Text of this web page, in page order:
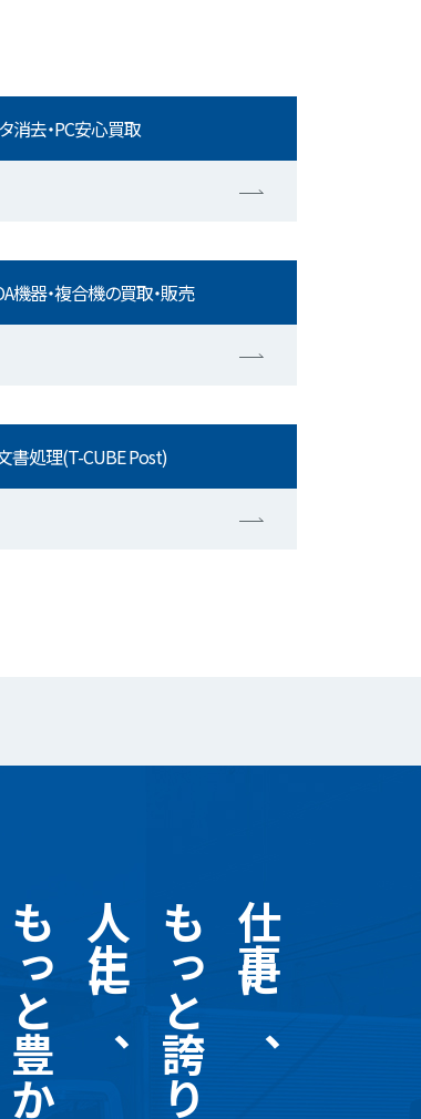
消去・PC安心買取
機器・複合機の買取・販売
書処理(T-CUBE Post)
仕事に、
もっと誇りを。
人生に、
もっと豊かさを